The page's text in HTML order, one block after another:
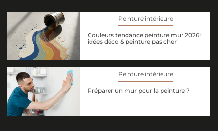
Peinture intérieure
Couleurs tendance peinture mur 2026 :
idées déco & peinture pas cher
Peinture intérieure
Préparer un mur pour la peinture ?